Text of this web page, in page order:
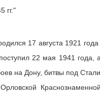
гг."
17 августа 1921
22 мая 1941 года,
на Дону, битвы под